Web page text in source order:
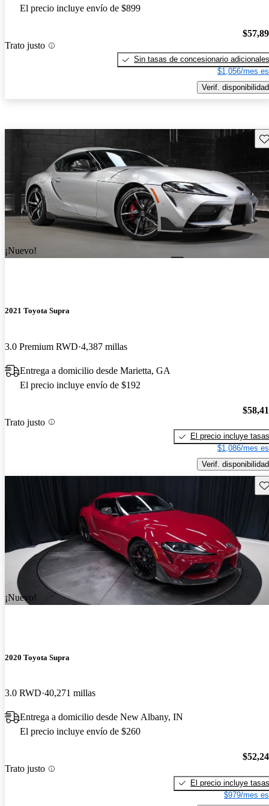
El precio incluye envío de $899
Trato justo
Sin tasas de concesionario adicionales
$1,056/mes
Verif. disponibilidad
¡Nuevo!
2021 Toyota Supra
3.0 Premium RWD 4,387 millas
Entrega a domicilio desde Marietta, GA
El precio incluye envío de $192
Trato justo
El precio incluye tasas
$1,086/mes
Verif. disponibilidad
¡Nuevo!
2020 Toyota Supra
3.0 RWD 40,271 millas
Entrega a domicilio desde New Albany, IN
El precio incluye envío de $260
Trato justo
El precio incluye tasas
$979/mes